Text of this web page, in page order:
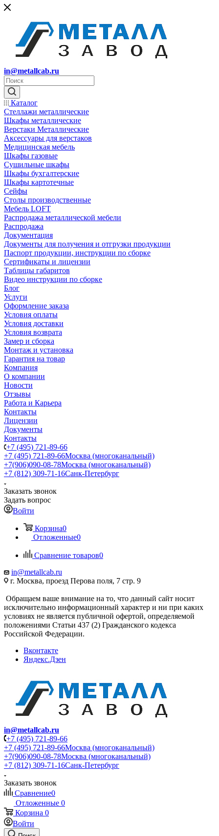
in@metallcab.ru
Каталог
Стеллажи металлические
Шкафы металлические
Верстаки Металлические
Аксессуары для верстаков
Медицинская мебель
Шкафы газовые
Сушильные шкафы
Шкафы бухгалтерские
Шкафы картотечные
Сейфы
Столы производственные
Мебель LOFT
Распродажа металлической мебели
Распродажа
Документация
Документы для получения и отгрузки продукции
Паспорт продукции, инструкции по сборке
Сертификаты и лицензии
Таблицы габаритов
Видео инструкции по сборке
Блог
Услуги
Оформление заказа
Условия оплаты
Условия доставки
Условия возврата
Замер и сборка
Монтаж и установка
Гарантия на товар
Компания
О компании
Новости
Отзывы
Работа и Карьера
Контакты
Лицензии
Документы
Контакты
+7 (495) 721-89-66
+7 (495) 721-89-66Москва (многоканальный)
+7(906)090-08-78Москва (многоканальный)
+7 (812) 309-71-16Санк-Петербург
Заказать звонок
Задать вопрос
Войти
Корзина0
Отложенные0
Сравнение товаров0
in@metallcab.ru
г. Москва, проезд Перова поля, 7 стр. 9
Обращаем ваше внимание на то, что данный сайт носит
исключительно информационный характер и ни при каких
условиях не является публичной офертой, определяемой
положениями Статьи 437 (2) Гражданского кодекса
Российской Федерации.
Вконтакте
Яндекс.Дзен
in@metallcab.ru
+7 (495) 721-89-66
+7 (495) 721-89-66Москва (многоканальный)
+7(906)090-08-78Москва (многоканальный)
+7 (812) 309-71-16Санк-Петербург
Заказать звонок
Сравнение0
Отложенные 0
Корзина 0
Войти